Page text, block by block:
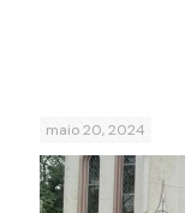
maio 20, 2024